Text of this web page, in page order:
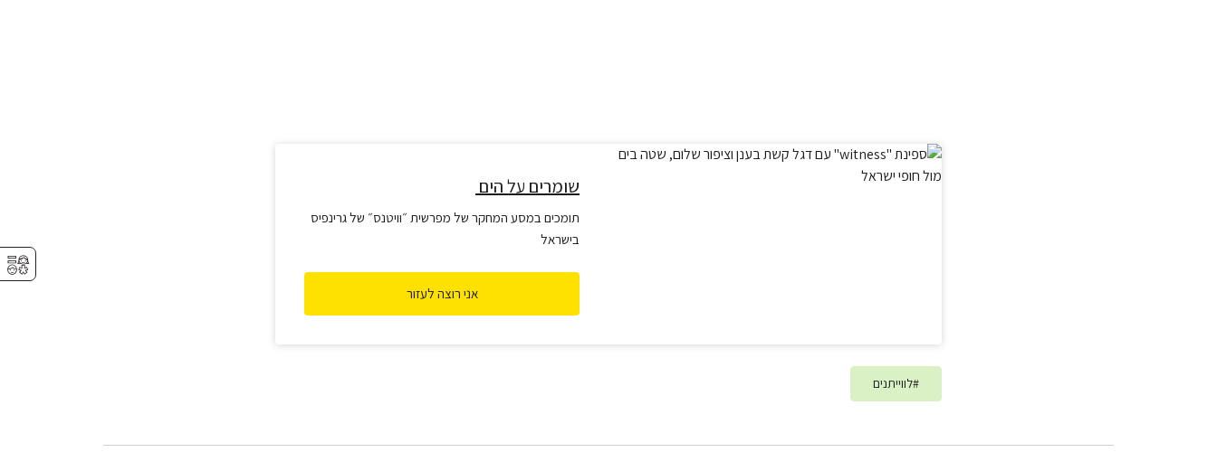
שומרים על הים
תומכים במסע המחקר של מפרשית ״וויטנס״ של גרינפיס
בישראל
אני רוצה לעזור
#לווייתנים
⚥︎